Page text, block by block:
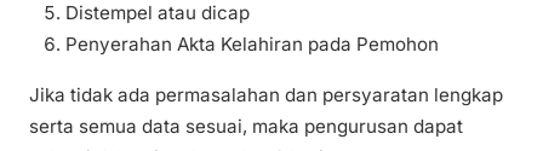
Distempel atau dicap
Penyerahan Akta Kelahiran pada Pemohon
Jika tidak ada permasalahan dan persyaratan lengkap
serta semua data sesuai, maka pengurusan dapat